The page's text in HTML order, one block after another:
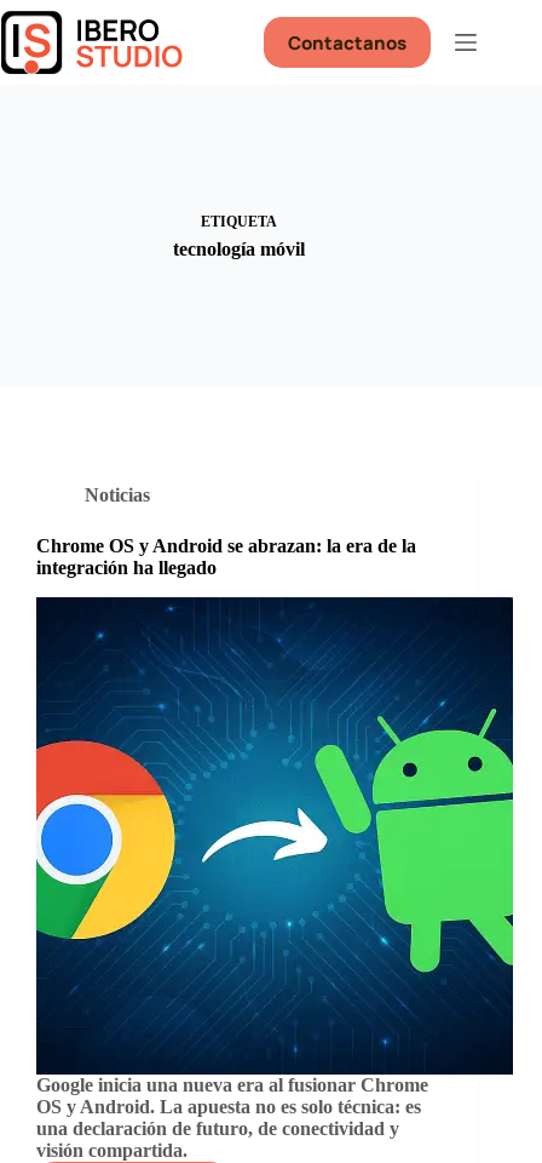
Saltar
al
contenido
Contactanos
ETIQUETA
tecnología móvil
Noticias
Chrome OS y Android se abrazan: la era de la
integración ha llegado
Google inicia una nueva era al fusionar Chrome
OS y Android. La apuesta no es solo técnica: es
una declaración de futuro, de conectividad y
visión compartida.